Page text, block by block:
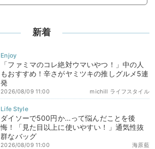
新着
「ファミマのコレ絶対ウマいやつ！」中の人
もおすすめ！辛さがヤミツキの推しグルメ5連
発
michill ライフスタイル
2026/08/09 11:00
ダイソーで500円か…って悩んだことを後
悔！「見た目以上に使いやすい！」通気性抜
群なバッグ
海原藍
2026/08/09 11:00